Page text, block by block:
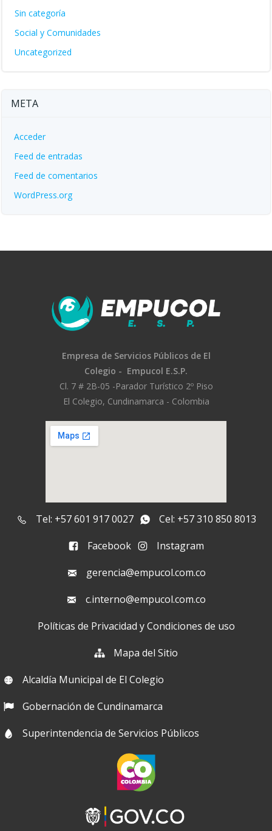
Sin categoría
Social y Comunidades
Uncategorized
META
Acceder
Feed de entradas
Feed de comentarios
WordPress.org
Empresa de Servicios Públicos de El
Colegio - Empucol E.S.P.
Cl. 7 # 2B-05 -Parador Turístico 2º Piso
El Colegio, Cundinamarca - Colombia
Tel: +57 601 917 0027
Cel: +57 310 850 8013
Facebook
Instagram
gerencia@empucol.com.co
c.interno@empucol.com.co
Políticas de Privacidad y Condiciones de uso
Mapa del Sitio
Alcaldía Municipal de El Colegio
Gobernación de Cundinamarca
Superintendencia de Servicios Públicos